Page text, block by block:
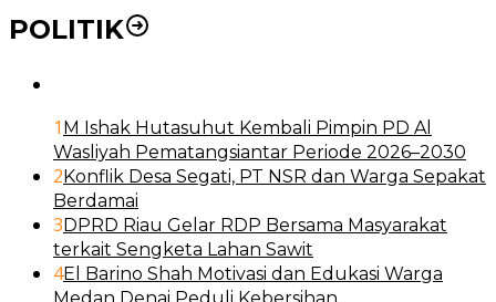
POLITIK
1 M Ishak Hutasuhut Kembali Pimpin PD Al
Wasliyah Pematangsiantar Periode 2026–2030
2Konflik Desa Segati, PT NSR dan Warga Sepakat
Berdamai
3DPRD Riau Gelar RDP Bersama Masyarakat
terkait Sengketa Lahan Sawit
4El Barino Shah Motivasi dan Edukasi Warga